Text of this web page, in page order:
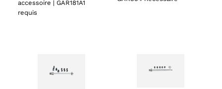
accessoire | GAR181A1
requis